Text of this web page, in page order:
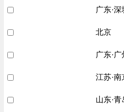
广东·深
北京
广东·广
江苏·南
山东·青